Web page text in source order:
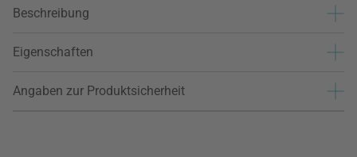
Beschreibung
Eigenschaften
Angaben zur Produktsicherheit